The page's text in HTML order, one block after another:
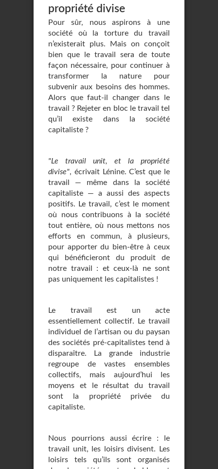
propriété divise
Pour sûr, nous aspirons à une
société où la torture du travail
n’existerait plus. Mais on conçoit
bien que le travail sera de toute
façon nécessaire, pour continuer à
transformer la nature pour
subvenir aux besoins des hommes.
Alors que faut-il changer dans le
travail ? Rejeter en bloc le travail tel
qu’il existe dans la société
capitaliste ?
"Le travail unit, et la propriété
divise", écrivait Lénine. C’est que le
travail — même dans la société
capitaliste — a aussi des aspects
positifs. Le travail, c’est le moment
où nous contribuons à la société
tout entière, où nous mettons nos
efforts en commun, à plusieurs,
pour apporter du bien-être à ceux
qui bénéficieront du produit de
notre travail : et ceux-là ne sont
pas uniquement les capitalistes !
Le travail est un acte
essentiellement collectif. Le travail
individuel de l’artisan ou du paysan
des sociétés pré-capitalistes tend à
disparaître. La grande industrie
regroupe de vastes ensembles
collectifs, mais aujourd’hui les
moyens et le résultat du travail
sont la propriété privée du
capitaliste.
Nous pourrions aussi écrire : le
travail unit, les loisirs divisent. Les
loisirs tels qu’ils sont organisés